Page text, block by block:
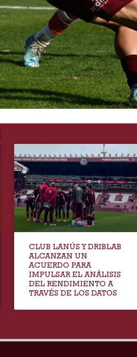
CLUB LANÚS Y DRIBLAB
ALCANZAN UN
ACUERDO PARA
IMPULSAR EL ANÁLISIS
DEL RENDIMIENTO A
TRAVÉS DE LOS DATOS